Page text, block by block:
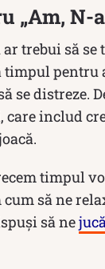
„Am, N-
trebui să
timpul pentru
se distreze.
includ
timpul
să ne
să ne